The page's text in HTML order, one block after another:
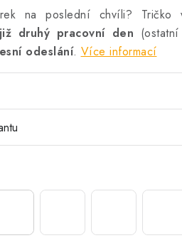
na poslední chvíli?
druhý pracovní den
odeslání. Více informací